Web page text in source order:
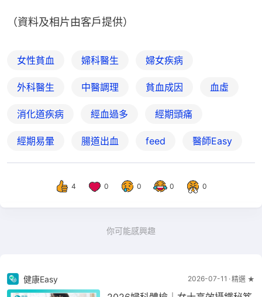
（資料及相片由客戶提供）
女性貧血 婦科醫生 婦女疾病
外科醫生 中醫調理 貧血成因 血虛
消化道疾病 經血過多 經期頭痛
經期易暈 腸道出血 feed 醫師Easy
4 0 0 0 0
你可能感興趣
健康Easy 2026-07-11 精選 ★